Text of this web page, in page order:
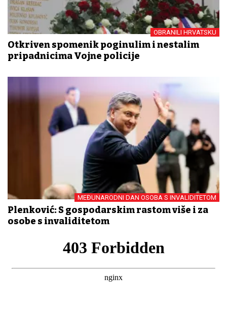
OBRANILI HRVATSKU
Otkriven spomenik poginulim i nestalim
pripadnicima Vojne policije
MEĐUNARODNI DAN OSOBA S INVALIDITETOM
Plenković: S gospodarskim rastom više i za
osobe s invaliditetom